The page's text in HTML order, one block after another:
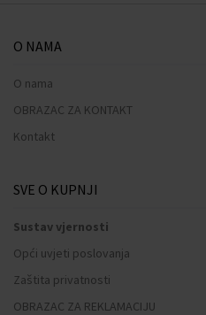
O NAMA
O nama
OBRAZAC ZA KONTAKT
Kontakt
SVE O KUPNJI
Sustav vjernosti
Opći uvjeti poslovanja
Zaštita privatnosti
OBRAZAC ZA REKLAMACIJU